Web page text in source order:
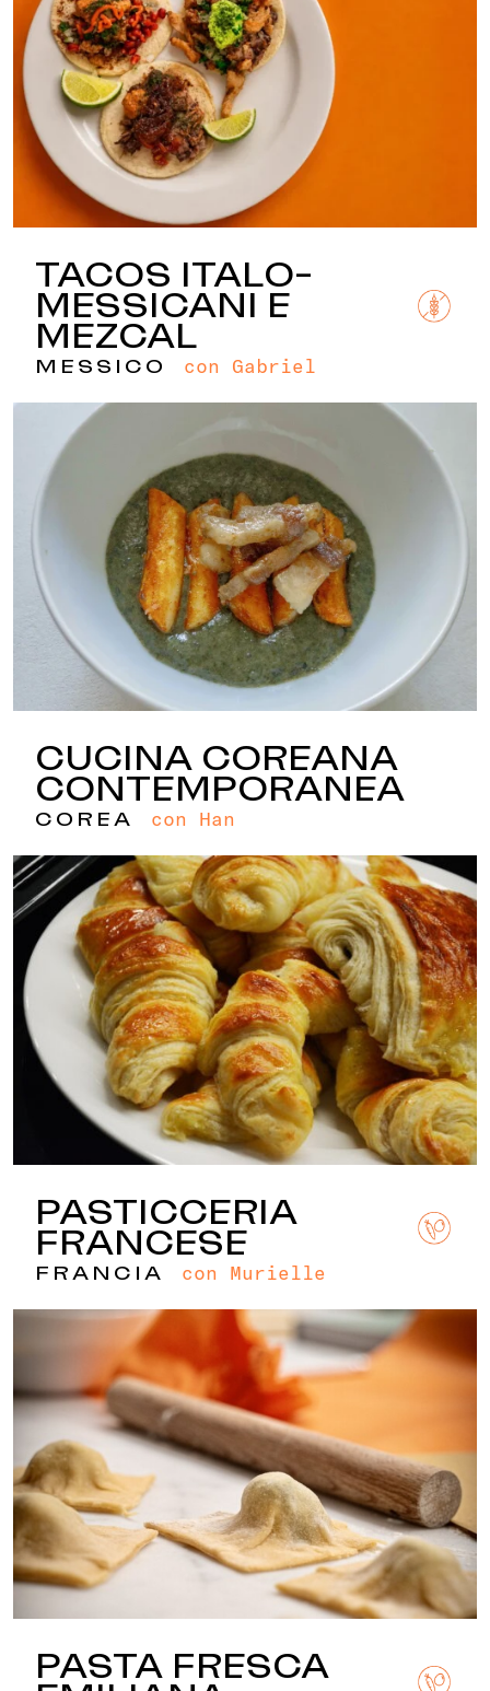
TACOS ITALO-
MESSICANI E
MEZCAL
MESSICO con Gabriel
CUCINA COREANA
CONTEMPORANEA
COREA con Han
PASTICCERIA
FRANCESE
FRANCIA con Murielle
PASTA FRESCA